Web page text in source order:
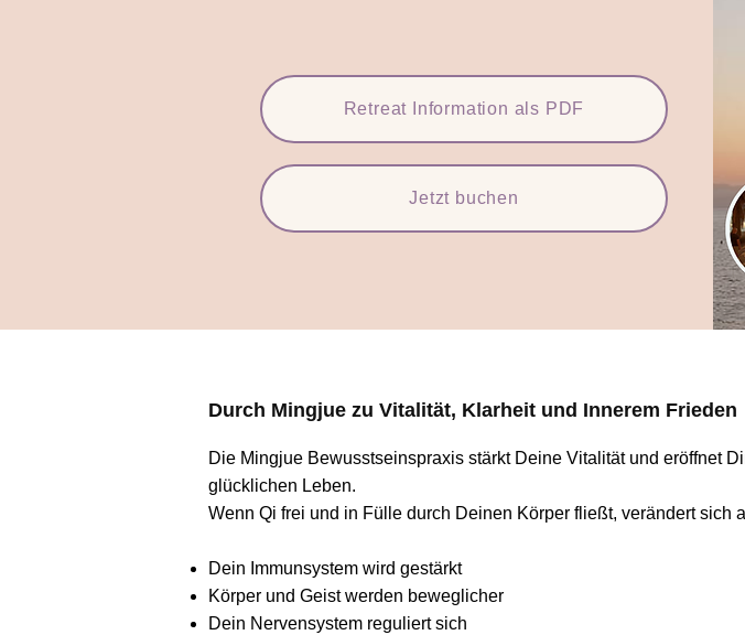
Retreat Information als PDF
Jetzt buchen
Durch Mingjue zu Vitalität, Klarheit und Innerem Frieden
Die Mingjue Bewusstseinspraxis stärkt Deine Vitalität und eröffnet
glücklichen Leben.
Wenn Qi frei und in Fülle durch Deinen Körper fließt, verändert sich
Dein Immunsystem wird gestärkt
Körper und Geist werden beweglicher
Dein Nervensystem reguliert sich